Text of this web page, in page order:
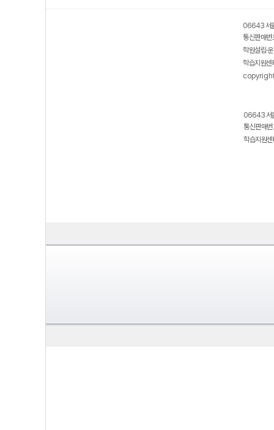
06643 서
통신판매
학원설립·
학습지원
06643 서
통신판매
학습지원